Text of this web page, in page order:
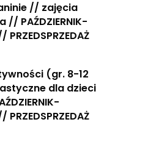
// zajęcia
PAŹDZIERNIK-
PRZEDSPRZEDAŻ
(gr. 8-12
dla dzieci
PRZEDSPRZEDAŻ